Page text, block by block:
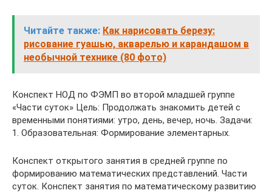
Читайте также: Как нарисовать березу:
рисование гуашью, акварелью и карандашом в
необычной технике (80 фото)
Конспект НОД по ФЭМП во второй младшей группе
«Части суток» Цель: Продолжать знакомить детей с
временными понятиями: утро, день, вечер, ночь. Задачи:
1. Образовательная: Формирование элементарных.
Конспект открытого занятия в средней группе по
формированию математических представлений. Части
суток. Конспект занятия по математическому развитию